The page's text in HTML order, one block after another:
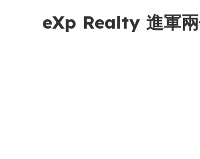
eXp Realty 進軍兩